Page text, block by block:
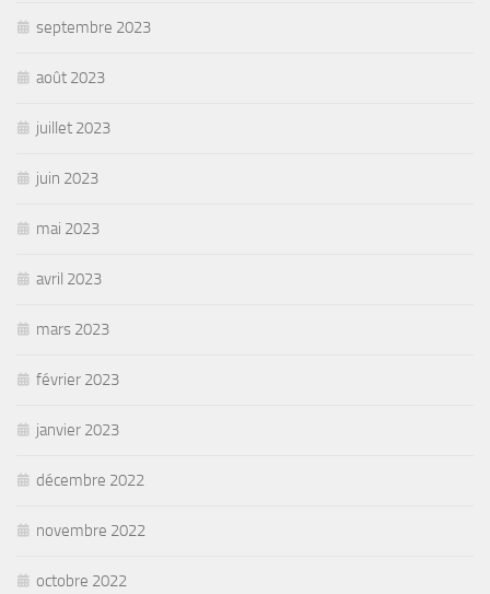
septembre 2023
août 2023
juillet 2023
juin 2023
mai 2023
avril 2023
mars 2023
février 2023
janvier 2023
décembre 2022
novembre 2022
octobre 2022